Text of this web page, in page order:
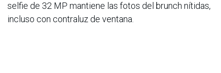
selfie de 32 MP mantiene las fotos del brunch nítidas,
incluso con contraluz de ventana.